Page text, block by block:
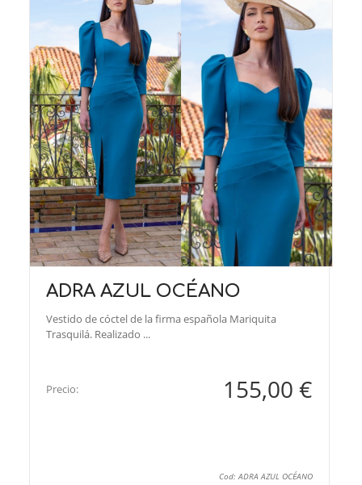
ADRA AZUL OCÉANO
Vestido de cóctel de la firma española Mariquita
Trasquilá. Realizado ...
Precio: 155,00 €
Cod: ADRA AZUL OCÉANO